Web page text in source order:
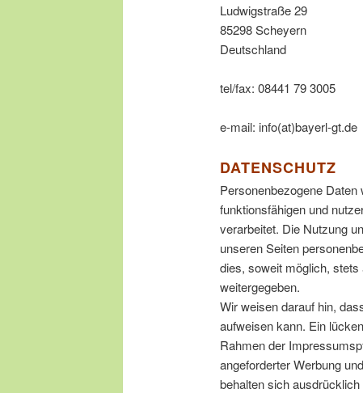
Ludwigstraße 29
85298 Scheyern
Deutschland
tel/fax: 08441 79 3005
e-mail: info(at)bayerl-gt.de
DATENSCHUTZ
Personenbezogene
funktionsfähigen und
verarbeitet. Die Nutzung
unseren Seiten
dies, soweit möglich,
weitergegeben.
Wir weisen darauf hin,
aufweisen kann. Ein
Rahmen der
angeforderter Werbung
behalten sich